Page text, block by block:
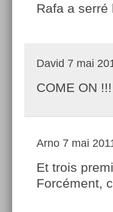
Rafa a serré
David 7 mai
COME ON !!!
Arno 7 mai
Et trois
Forcément,